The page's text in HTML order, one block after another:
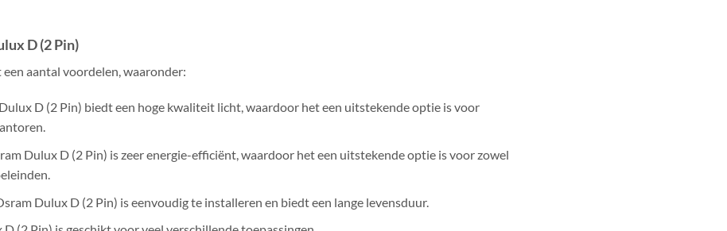
D (2 Pin)
aantal voordelen, waaronder:
D (2 Pin) biedt een hoge kwaliteit licht, waardoor het een uitstekende optie is voor
Dulux D (2 Pin) is zeer energie-efficiënt, waardoor het een uitstekende optie is voor zowel
Dulux D (2 Pin) is eenvoudig te installeren en biedt een lange levensduur.